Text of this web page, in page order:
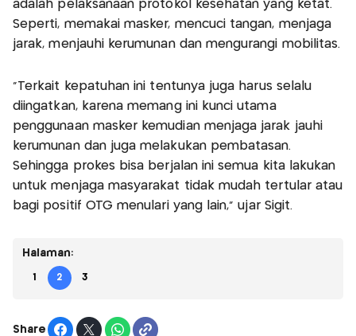
adalah pelaksanaan protokol kesehatan yang ketat.
Seperti, memakai masker, mencuci tangan, menjaga
jarak, menjauhi kerumunan dan mengurangi mobilitas.
"Terkait kepatuhan ini tentunya juga harus selalu
diingatkan, karena memang ini kunci utama
penggunaan masker kemudian menjaga jarak jauhi
kerumunan dan juga melakukan pembatasan.
Sehingga prokes bisa berjalan ini semua kita lakukan
untuk menjaga masyarakat tidak mudah tertular atau
bagi positif OTG menulari yang lain," ujar Sigit.
Halaman:
1 2 3
Share